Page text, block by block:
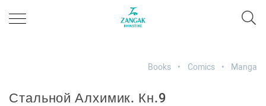
Books Comics Manga
Стальной Алхимик. Кн.9